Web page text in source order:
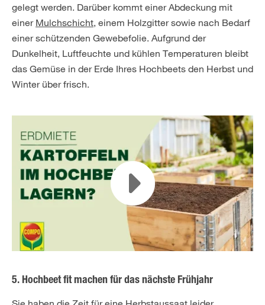
gelegt werden. Darüber kommt einer Abdeckung mit
einer Mulchschicht, einem Holzgitter sowie nach Bedarf
einer schützenden Gewebefolie. Aufgrund der
Dunkelheit, Luftfeuchte und kühlen Temperaturen bleibt
das Gemüse in der Erde Ihres Hochbeets den Herbst und
Winter über frisch.
5. Hochbeet fit machen für das nächste Frühjahr